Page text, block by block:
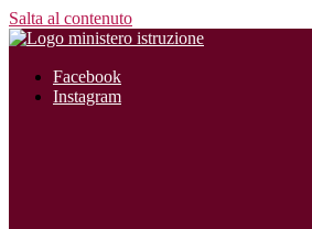
Salta al contenuto
Facebook
Instagram